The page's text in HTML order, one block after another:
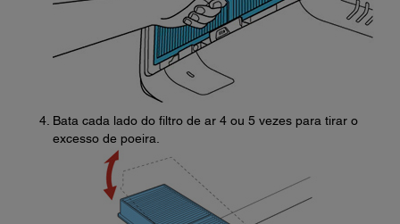
Bata cada lado do filtro de ar 4 ou 5 vezes para tirar o
excesso de poeira.